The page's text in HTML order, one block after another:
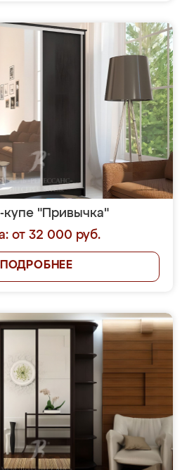
"Привычка"
от 32 000 руб.
ПОДРОБНЕЕ